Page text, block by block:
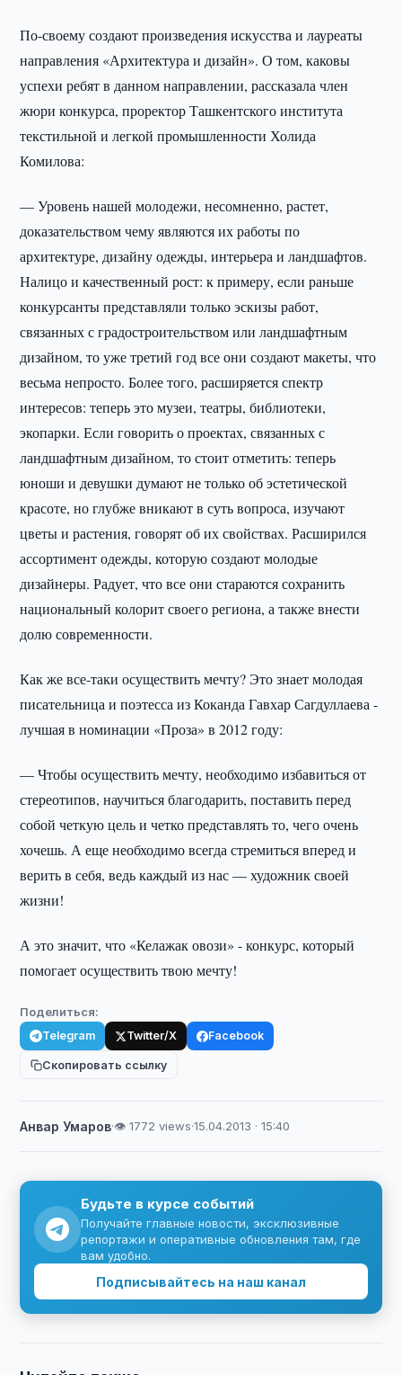
По-своему создают произведения искусства и лауреаты
направления «Архитектура и дизайн». О том, каковы
успехи ребят в данном направлении, рассказала член
жюри конкурса, проректор Ташкентского института
текстильной и легкой промышленности Холида
Комилова:
— Уровень нашей молодежи, несомненно, растет,
доказательством чему являются их работы по
архитектуре, дизайну одежды, интерьера и ландшафтов.
Налицо и качественный рост: к примеру, если раньше
конкурсанты представляли только эскизы работ,
связанных с градостроительством или ландшафтным
дизайном, то уже третий год все они создают макеты, что
весьма непросто. Более того, расширяется спектр
интересов: теперь это музеи, театры, библиотеки,
экопарки. Если говорить о проектах, связанных с
ландшафтным дизайном, то стоит отметить: теперь
юноши и девушки думают не только об эстетической
красоте, но глубже вникают в суть вопроса, изучают
цветы и растения, говорят об их свойствах. Расширился
ассортимент одежды, которую создают молодые
дизайнеры. Радует, что все они стараются сохранить
национальный колорит своего региона, а также внести
долю современности.
Как же все-таки осуществить мечту? Это знает молодая
писательница и поэтесса из Коканда Гавхар Сагдуллаева -
лучшая в номинации «Проза» в 2012 году:
— Чтобы осуществить мечту, необходимо избавиться от
стереотипов, научиться благодарить, поставить перед
собой четкую цель и четко представлять то, чего очень
хочешь. А еще необходимо всегда стремиться вперед и
верить в себя, ведь каждый из нас — художник своей
жизни!
А это значит, что «Келажак овози» - конкурс, который
помогает осуществить твою мечту!
Поделиться:
Telegram Twitter/X Facebook
Скопировать ссылку
Анвар Умаров·👁 1772 views·15.04.2013 · 15:40
Будьте в курсе событий
Получайте главные новости, эксклюзивные
репортажи и оперативные обновления там, где
вам удобно.
Подписывайтесь на наш канал